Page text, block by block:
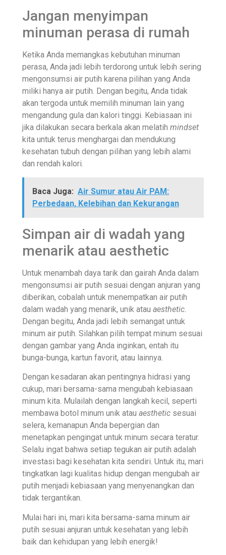
Jangan menyimpan
minuman perasa di rumah
Ketika Anda memangkas kebutuhan minuman
perasa, Anda jadi lebih terdorong untuk lebih sering
mengonsumsi air putih karena pilihan yang Anda
miliki hanya air putih. Dengan begitu, Anda tidak
akan tergoda untuk memilih minuman lain yang
mengandung gula dan kalori tinggi. Kebiasaan ini
jika dilakukan secara berkala akan melatih mindset
kita untuk terus menghargai dan mendukung
kesehatan tubuh dengan pilihan yang lebih alami
dan rendah kalori.
Baca Juga: Air Sumur atau Air PAM:
Perbedaan, Kelebihan dan Kekurangan
Simpan air di wadah yang
menarik atau aesthetic
Untuk menambah daya tarik dan gairah Anda dalam
mengonsumsi air putih sesuai dengan anjuran yang
diberikan, cobalah untuk menempatkan air putih
dalam wadah yang menarik, unik atau aesthetic.
Dengan begitu, Anda jadi lebih semangat untuk
minum air putih. Silahkan pilih tempat minum sesuai
dengan gambar yang Anda inginkan, entah itu
bunga-bunga, kartun favorit, atau lainnya.
Dengan kesadaran akan pentingnya hidrasi yang
cukup, mari bersama-sama mengubah kebiasaan
minum kita. Mulailah dengan langkah kecil, seperti
membawa botol minum unik atau aesthetic sesuai
selera, kemanapun Anda bepergian dan
menetapkan pengingat untuk minum secara teratur.
Selalu ingat bahwa setiap tegukan air putih adalah
investasi bagi kesehatan kita sendiri. Untuk itu, mari
tingkatkan lagi kualitas hidup dengan mengubah air
putih menjadi kebiasaan yang menyenangkan dan
tidak tergantikan.
Mulai hari ini, mari kita bersama-sama minum air
putih sesuai anjuran untuk kesehatan yang lebih
baik dan kehidupan yang lebih energik!